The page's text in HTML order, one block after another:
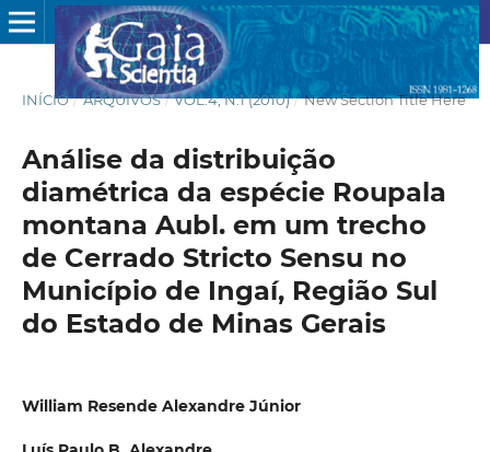
INÍCIO / ARQUIVOS / VOL.4, N.1 (2010) / New Section Title Here
Análise da distribuição
diamétrica da espécie Roupala
montana Aubl. em um trecho
de Cerrado Stricto Sensu no
Município de Ingaí, Região Sul
do Estado de Minas Gerais
William Resende Alexandre Júnior